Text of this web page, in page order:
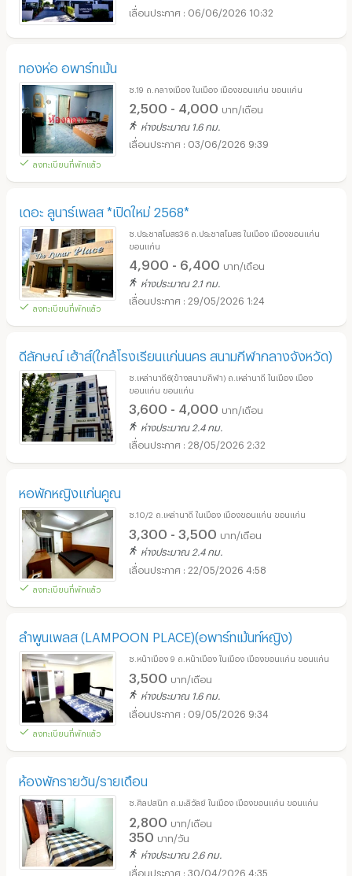
06/06/2026 10:32
ทองห่อ อพาร์ทเม้น
ลงทะเบียนที่พักแล้ว
ซ.19 ถ.กลางเมือง ในเมือง เมืองขอนแก่น ขอนแก่น
2,500 - 4,000 บาท/เดือน
ห่างประมาณ 1.6 กม.
03/06/2026 9:39
เดอะ ลูนาร์เพลส *เปิดใหม่ 2568*
ลงทะเบียนที่พักแล้ว
ซ.ประชาสโมสร36 ถ.ประชาสโมสร ในเมือง เมืองขอนแก่น
ขอนแก่น
4,900 - 6,400 บาท/เดือน
ห่างประมาณ 2.1 กม.
29/05/2026 1:24
ดีลักษณ์ เฮ้าส์(ใกล้โรงเรียนแก่นนคร สนามกีฬากลางจังหวัด)
ซ.เหล่านาดี6(ข้างสนามกีฬา) ถ.เหล่านาดี ในเมือง เมือง
ขอนแก่น ขอนแก่น
3,600 - 4,000 บาท/เดือน
ห่างประมาณ 2.4 กม.
28/05/2026 2:32
หอพักหญิงแก่นคูณ
ลงทะเบียนที่พักแล้ว
ซ.10/2 ถ.เหล่านาดี ในเมือง เมืองขอนแก่น ขอนแก่น
3,300 - 3,500 บาท/เดือน
ห่างประมาณ 2.4 กม.
22/05/2026 4:58
ลำพูนเพลส (LAMPOON PLACE)(อพาร์ทเม้นท์หญิง)
ลงทะเบียนที่พักแล้ว
ซ.หน้าเมือง 9 ถ.หน้าเมือง ในเมือง เมืองขอนแก่น ขอนแก่น
3,500 บาท/เดือน
ห่างประมาณ 1.6 กม.
09/05/2026 9:34
ห้องพักรายวัน/รายเดือน
ซ.ศิลปสนิท ถ.มะลิวัลย์ ในเมือง เมืองขอนแก่น ขอนแก่น
2,800 บาท/เดือน
350 บาท/วัน
ห่างประมาณ 2.6 กม.
30/04/2026 4:35